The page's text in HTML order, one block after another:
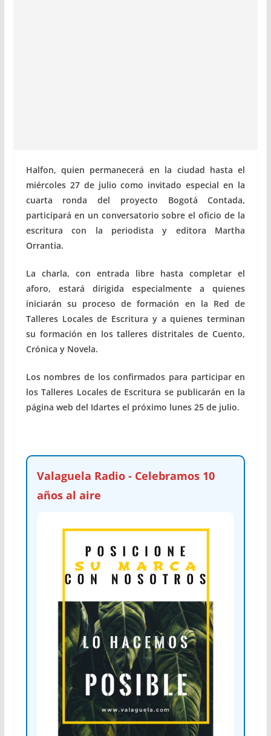
Halfon, quien permanecerá en la ciudad hasta el
miércoles 27 de julio como invitado especial en la
cuarta ronda del proyecto Bogotá Contada,
participará en un conversatorio sobre el oficio de la
escritura con la periodista y editora Martha
Orrantia.
La charla, con entrada libre hasta completar el
aforo, estará dirigida especialmente a quienes
iniciarán su proceso de formación en la Red de
Talleres Locales de Escritura y a quienes terminan
su formación en los talleres distritales de Cuento,
Crónica y Novela.
Los nombres de los confirmados para participar en
los Talleres Locales de Escritura se publicarán en la
página web del Idartes el próximo lunes 25 de julio.
Valaguela Radio - Celebramos 10
años al aire